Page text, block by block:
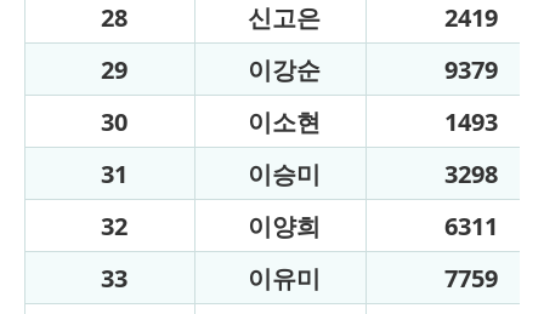
28
신고은
2419
29
이강순
9379
30
이소현
1493
31
이승미
3298
32
이양희
6311
33
이유미
7759